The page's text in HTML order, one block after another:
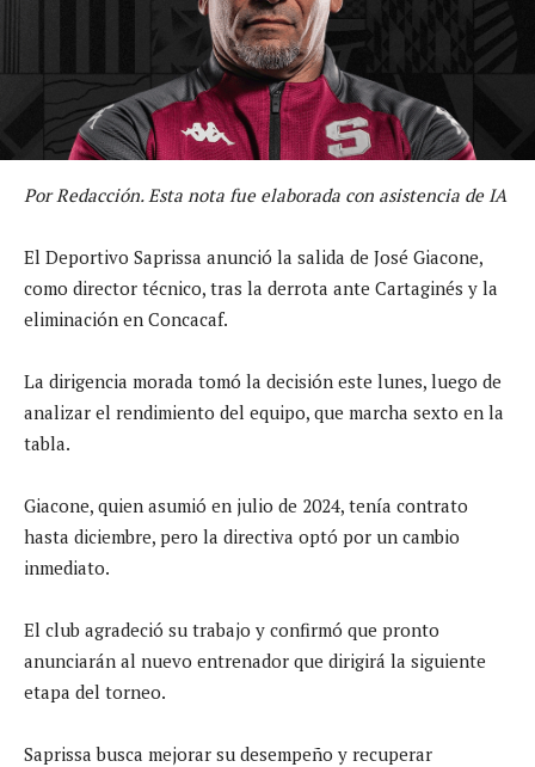
Por Redacción. Esta nota fue elaborada con asistencia de IA
El Deportivo Saprissa anunció la salida de José Giacone,
como director técnico, tras la derrota ante Cartaginés y la
eliminación en Concacaf.
La dirigencia morada tomó la decisión este lunes, luego de
analizar el rendimiento del equipo, que marcha sexto en la
tabla.
Giacone, quien asumió en julio de 2024, tenía contrato
hasta diciembre, pero la directiva optó por un cambio
inmediato.
El club agradeció su trabajo y confirmó que pronto
anunciarán al nuevo entrenador que dirigirá la siguiente
etapa del torneo.
Saprissa busca mejorar su desempeño y recuperar